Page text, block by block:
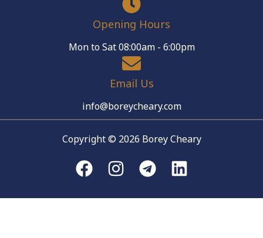
Opening Hours
Mon to Sat 08:00am - 6:00pm
Email Us
info@boreycheary.com
Copyright © 2026 Borey Cheary